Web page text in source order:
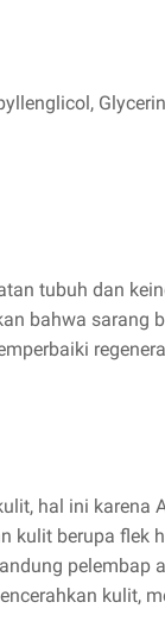
tubuh dan
bahwa sarang
hal ini karena
kulit berupa flek
pelembap
kulit,